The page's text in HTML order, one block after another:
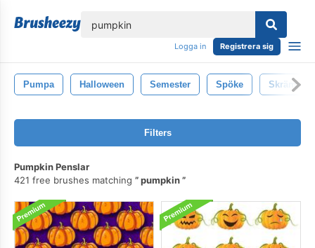
Logga in Registrera sig
Pumpa Halloween Semester Spöke
Filters
Pumpkin Penslar
421 free brushes matching
pumpkin